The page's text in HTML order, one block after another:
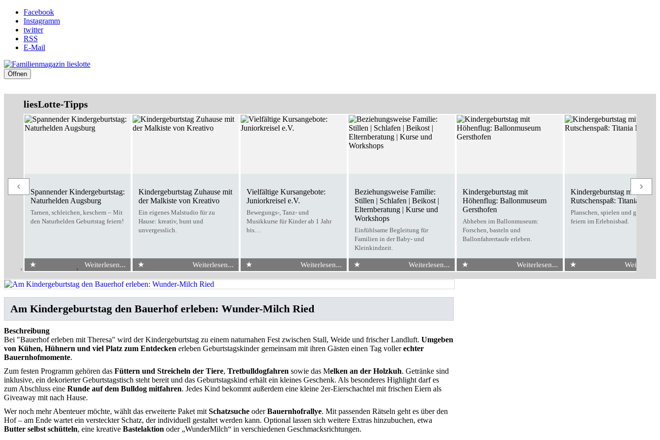
Facebook
Instagramm
twitter
RSS
E-Mail
Öffnen
liesLotte-Tipps
Spannender Kindergeburtstag:
Naturhelden Augsburg
Tarnen, schleichen, keschern – Mit
den Naturhelden Geburtstag feiern!
★ Weiterlesen...
Kindergeburtstag Zuhause mit
der Malkiste von Kreativo
Ein eigenes Malstudio für zu
Hause: kreativ, bunt und
unvergesslich.
★ Weiterlesen...
Vielfältige Kursangebote:
Juniorkreisel e.V.
Bewegungs-, Tanz- und
Musikkurse für Kinder ab 1 Jahr
bis…
★ Weiterlesen...
Beziehungsweise Familie:
Stillen | Schlafen | Beikost |
Elternberatung | Kurse und
Workshops
Einfühlsame Begleitung für
Familien in der Baby- und
Kleinkindzeit.
★ Weiterlesen...
Kindergeburtstag mit
Höhenflug: Ballonmuseum
Gersthofen
Abheben im Ballonmuseum:
Forschen, basteln und
Ballonfahrertaufe erleben.
★ Weiterlesen...
Kindergeburtstag mit
Rutschenspaß: Titania
Planschen, spielen und
feiern im Erlebnisbad.
★
› Kindergeburtstag › Wunder-Milch Ried
Am Kindergeburtstag den Bauerhof erleben: Wunder-Milch Ried
Beschreibung
Bei "Bauerhof erleben mit Theresa" wird der Kindergeburtstag zu einem naturnahen Fest zwischen Stall, Weide und frischer Landluft. Umgeben
von Kühen, Hühnern und viel Platz zum Entdecken erleben Geburtstagskinder gemeinsam mit ihren Gästen einen Tag vollerechter
Bauernhofmomente.
Zum festen Programm gehören das Füttern und Streicheln der Tiere, Tretbulldogfahren sowie das Melken an der Holzkuh. Getränke sind
inklusive, ein dekorierter Geburtstagstisch steht bereit und das Geburtstagskind erhält ein kleines Geschenk. Als besonderes Highlight darf es
zum Abschluss eine Runde auf dem Bulldog mitfahren. Jedes Kind bekommt außerdem eine kleine 2er-Eierschachtel mit frischen Eiern als
Giveaway mit nach Hause.
Wer noch mehr Abenteuer möchte, wählt das erweiterte Paket mit Schatzsuche oderBauernhofrallye. Mit passenden Rätseln geht es über den
Hof – am Ende wartet ein versteckter Schatz, der individuell gestaltet werden kann. Optional lassen sich weitere Extras hinzubuchen, etwa
Butter selbst schütteln, eine kreative Bastelaktion oder „WunderMilch“ in verschiedenen Geschmacksrichtungen.